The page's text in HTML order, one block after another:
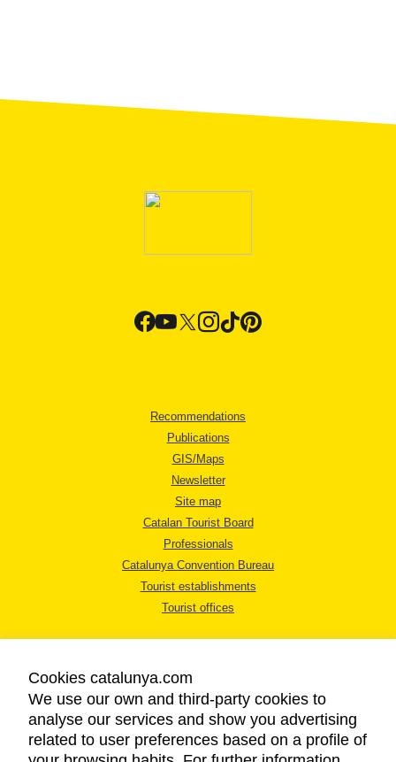
Recommendations
Publications
GIS/Maps
Newsletter
Site map
Catalan Tourist Board
Professionals
Catalunya Convention Bureau
Tourist establishments
Tourist offices
LEGAL NOTICE
PRIVACY POLICY
Cookies catalunya.com
We use our own and third-party cookies to
analyse our services and show you advertising
related to user preferences based on a profile of